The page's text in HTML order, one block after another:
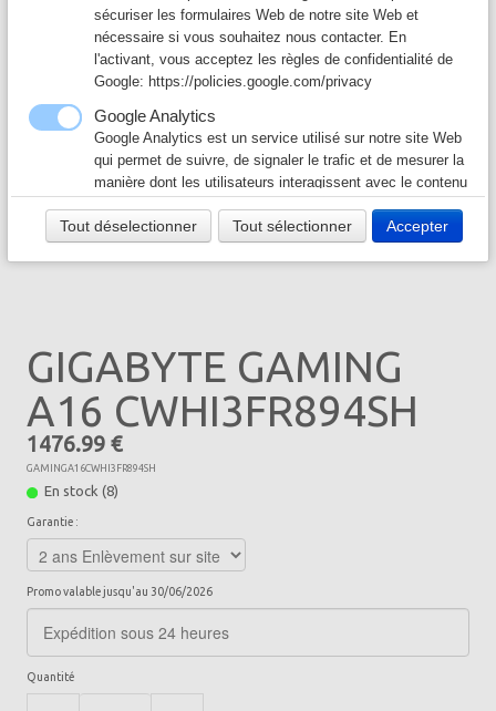
Câble & Connecteur
Logiciel & Papier▼
GIGABYTE GAMING
A16 CWHI3FR894SH
1476.99 €
GAMINGA16CWHI3FR894SH
En stock (8)
Garantie :
Promo valable jusqu'au 30/06/2026
Quantité
sécuriser les formulaires Web de notre site Web et
nécessaire si vous souhaitez nous contacter. En
l'activant, vous acceptez les règles de confidentialité de
Google: https://policies.google.com/privacy
Google Analytics
Google Analytics est un service utilisé sur notre site Web
qui permet de suivre, de signaler le trafic et de mesurer la
manière dont les utilisateurs interagissent avec le contenu
meilleurs services.
Google Ad
https://policies.google.com/technologies/ads?hl=fr
Tout déselectionner Tout sélectionner Accepter